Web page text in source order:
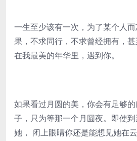
一生至少该有一次，为了某个人
果，不求同行，不求曾经拥有，
在我最美的年华里，遇到你。
如果看过月圆的美，你会有足够
子，只为等那一个月圆夜。即使
她， 闭上眼睛你还是能想见她在